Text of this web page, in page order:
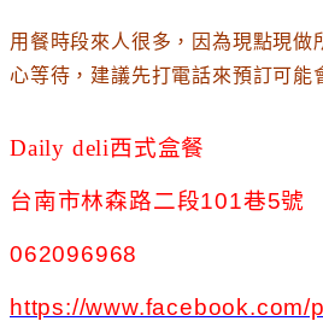
用餐時段來人很多 ，因為現點現做
心等待 ， 建議先打電話來預訂可能
Daily deli西式盒餐
台南市林森路二段101巷5號
062096968
https://www.facebook.com/